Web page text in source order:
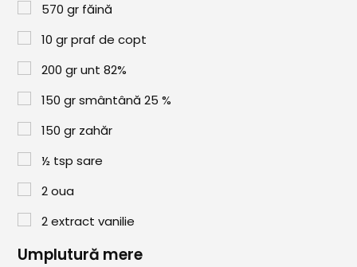
Paste & Risotto
Patiserie
Aluaturi Dulci
Aluaturi Sărate
Pizza
570 gr făină
10 gr praf de copt
200 gr unt 82%
150 gr smântână 25 %
150 gr zahăr
½ tsp sare
2 oua
2 extract vanilie
Umplutură mere